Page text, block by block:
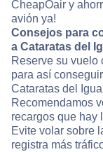
CheapOair y
avión ya!
Consejos para
a Cataratas del
Reserve su vuelo
para así
Cataratas del
Recomendamos
recargos que hay
Evite volar sobre
registra más